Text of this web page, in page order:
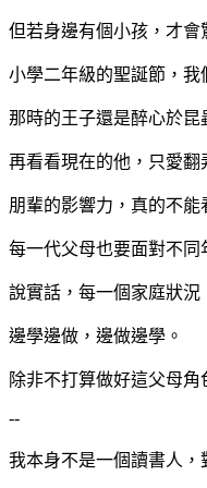
但若身邊有個小孩，才會
小學二年級的聖誕節，我
那時的王子還是醉心於昆
再看看現在的他，只愛
朋輩的影響力，真的不
每一代父母也要面對不同
說實話，每一個家庭狀況
邊學邊做，邊做邊學。
除非不打算做好這父母
--
我本身不是一個讀書人，